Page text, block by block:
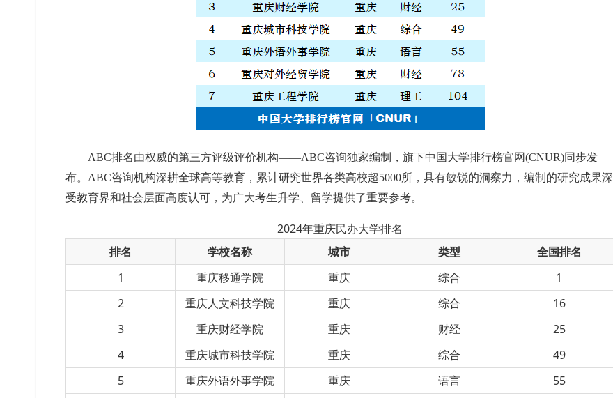
ABC排名由权威的第三方评级评价机构——ABC咨询独家编制，旗下中国大学排行榜官网(CNUR)同步发
布。ABC咨询机构深耕全球高等教育，累计研究世界各类高校超5000所，具有敏锐的洞察力，编制的研究成果深
受教育界和社会层面高度认可，为广大考生升学、留学提供了重要参考。
2024年重庆民办大学排名
排名
学校名称 城市 类型
全国排名
1
重庆移通学院 重庆 综合
1
2
重庆人文科技学院 重庆 综合
16
3
重庆财经学院 重庆 财经
25
4
重庆城市科技学院 重庆 综合
49
5
重庆外语外事学院 重庆 语言
55